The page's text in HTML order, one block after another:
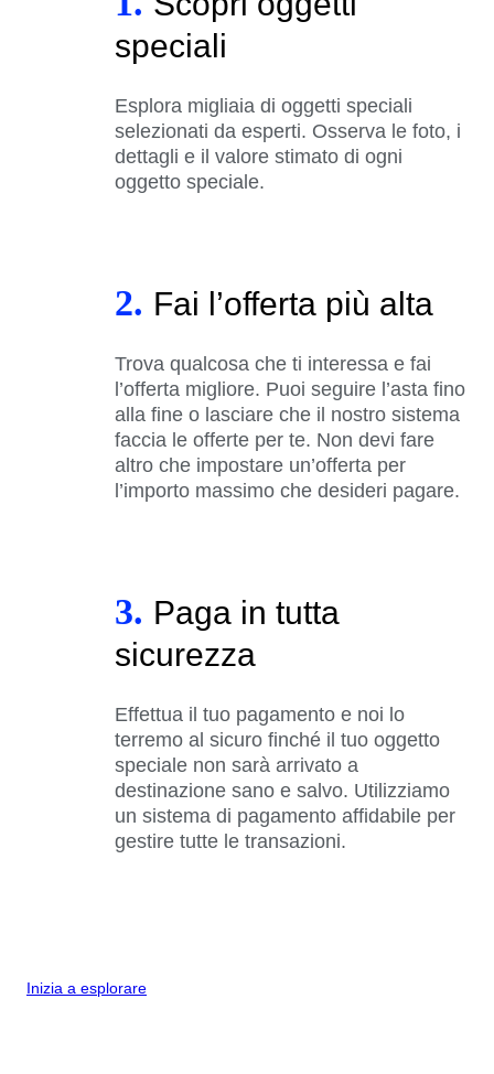
speciali
Esplora migliaia di oggetti speciali
selezionati da esperti. Osserva le foto, i
dettagli e il valore stimato di ogni
oggetto speciale.
2. Fai l’offerta più alta
Trova qualcosa che ti interessa e fai
l’offerta migliore. Puoi seguire l’asta fino
alla fine o lasciare che il nostro sistema
faccia le offerte per te. Non devi fare
altro che impostare un’offerta per
l’importo massimo che desideri pagare.
3. Paga in tutta
sicurezza
Effettua il tuo pagamento e noi lo
terremo al sicuro finché il tuo oggetto
speciale non sarà arrivato a
destinazione sano e salvo. Utilizziamo
un sistema di pagamento affidabile per
gestire tutte le transazioni.
Inizia a esplorare